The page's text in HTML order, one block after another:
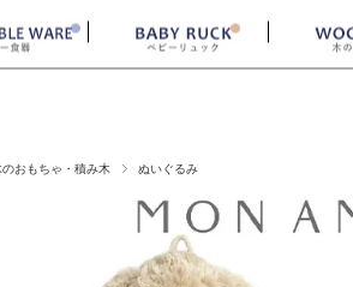
のおもちゃ・積み木 ぬいぐるみ